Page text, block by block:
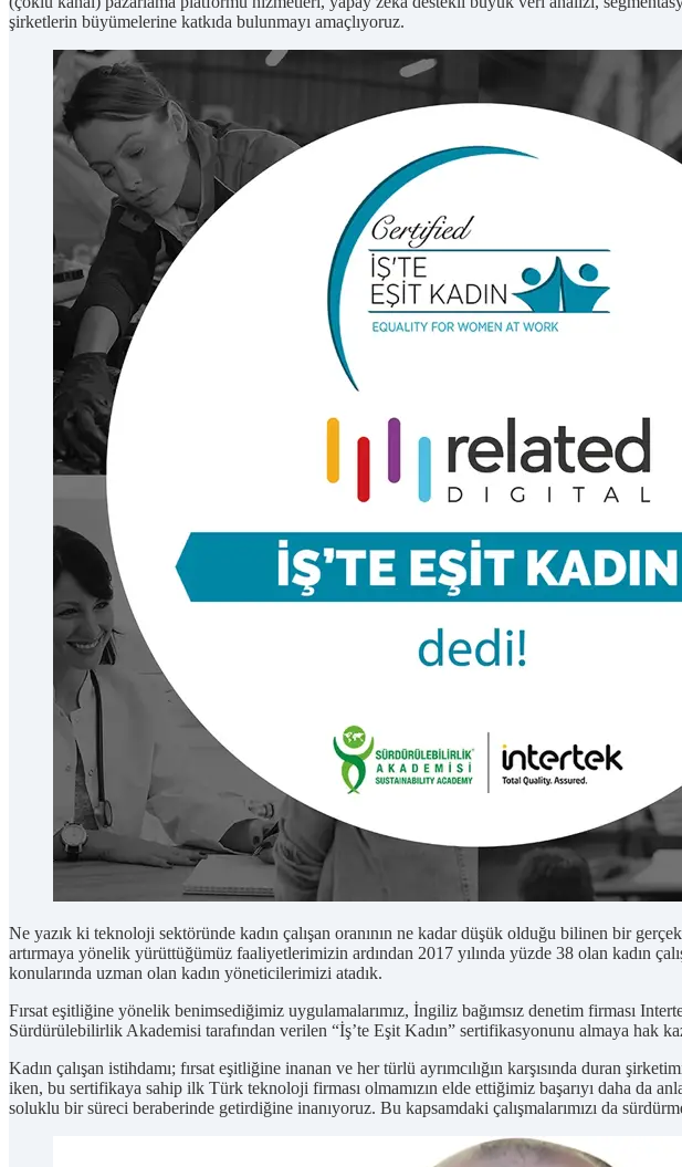
şirketlerin büyümelerine katkıda bulunmayı amaçlıyoruz.
Ne yazık ki teknoloji sektöründe kadın çalışan oranının ne kadar düşük olduğu bilinen bir
artırmaya yönelik yürüttüğümüz faaliyetlerimizin ardından 2017 yılında yüzde 38 olan kadın
konularında uzman olan kadın yöneticilerimizi atadık.
Fırsat eşitliğine yönelik benimsediğimiz uygulamalarımız, İngiliz bağımsız denetim firması
Sürdürülebilirlik Akademisi tarafından verilen “İş’te Eşit Kadın” sertifikasyonunu almaya hak
Kadın çalışan istihdamı; fırsat eşitliğine inanan ve her türlü ayrımcılığın karşısında duran
iken, bu sertifikaya sahip ilk Türk teknoloji firması olmamızın elde ettiğimiz başarıyı daha da
soluklu bir süreci beraberinde getirdiğine inanıyoruz. Bu kapsamdaki çalışmalarımızı da